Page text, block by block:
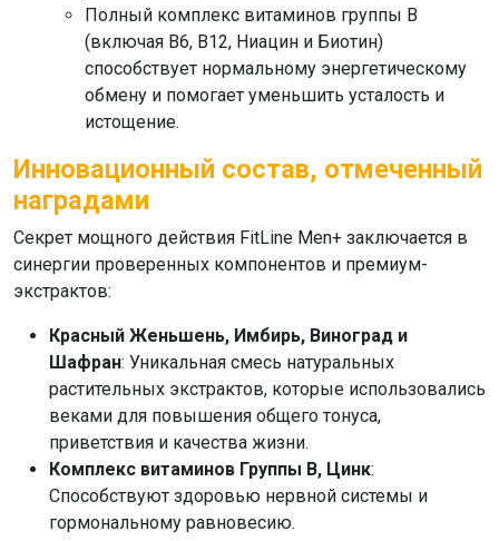
Полный комплекс витаминов группы B
(включая B6, B12, Ниацин и Биотин)
способствует нормальному энергетическому
обмену и помогает уменьшить усталость и
истощение.
Инновационный состав, отмеченный
наградами
Секрет мощного действия FitLine Men+ заключается в
синергии проверенных компонентов и премиум-
экстрактов:
Красный Женьшень, Имбирь, Виноград и
Шафран: Уникальная смесь натуральных
растительных экстрактов, которые использовались
веками для повышения общего тонуса,
приветствия и качества жизни.
Комплекс витаминов Группы B, Цинк:
Способствуют здоровью нервной системы и
гормональному равновесию.